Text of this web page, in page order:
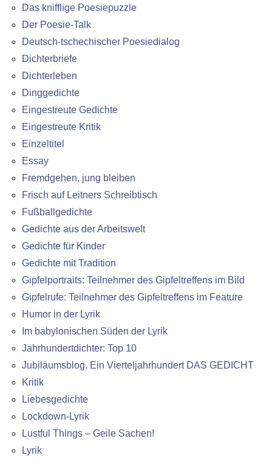
Das knifflige Poesiepuzzle
Der Poesie-Talk
Deutsch-tschechischer Poesiedialog
Dichterbriefe
Dichterleben
Dinggedichte
Eingestreute Gedichte
Eingestreute Kritik
Einzeltitel
Essay
Fremdgehen, jung bleiben
Frisch auf Leitners Schreibtisch
Fußballgedichte
Gedichte aus der Arbeitswelt
Gedichte für Kinder
Gedichte mit Tradition
Gipfelportraits: Teilnehmer des Gipfeltreffens im Bild
Gipfelrufe: Teilnehmer des Gipfeltreffens im Feature
Humor in der Lyrik
Im babylonischen Süden der Lyrik
Jahrhundertdichter: Top 10
Jubiläumsblog. Ein Vierteljahrhundert DAS GEDICHT
Kritik
Liebesgedichte
Lockdown-Lyrik
Lustful Things – Geile Sachen!
Lyrik